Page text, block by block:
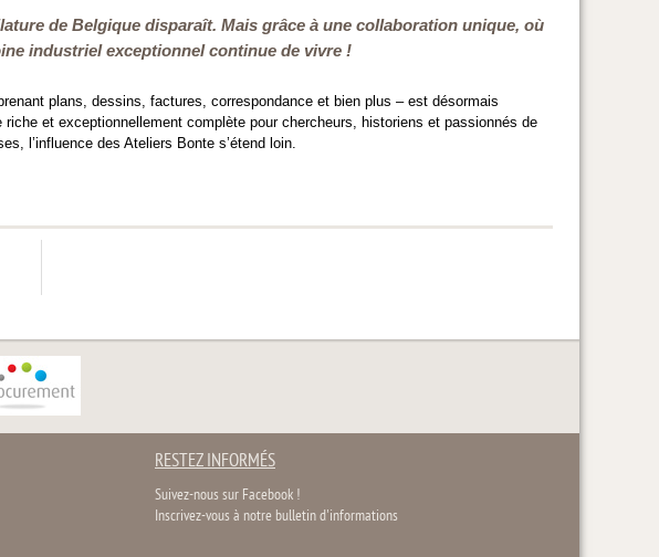
de Belgique disparaît. Mais grâce à une collaboration unique, où
industriel exceptionnel continue de vivre !
plans, dessins, factures, correspondance et bien plus – est désormais
riche et exceptionnellement complète pour chercheurs, historiens et passionnés de
l’influence des Ateliers Bonte s’étend loin.
RESTEZ INFORMÉS
Suivez-nous sur Facebook !
Inscrivez-vous à notre bulletin d'informations